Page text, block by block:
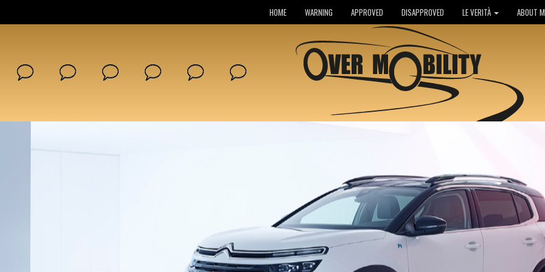
HOME WARNING APPROVED DISAPPROVED LE VERITÀ ABOUT